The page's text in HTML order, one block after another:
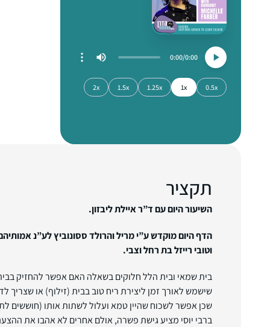
0:00
0:00
0.5x
1x
1.25x
1.5x
2x
תקציר
השיעור היום עם ד”ר איילת ליבזון.
הדף היום מוקדש ע”י מריל והרולד ססונוביץ לע”נ
וטובי רייזל בת רחל וצבי.
בית שמאי ובית הלל חלוקים בשאלה האם אפשר להחזיק
שישמש לאורך זמן ליצירת ריח טוב בבית (זילוף) או שצריך
שכן אפשר לשכוח שהיין טמא ועלול לשתות אותו (חוששים
ברבי יוסי מציע גישת פשרה, אולם אחרים לא אהבו את